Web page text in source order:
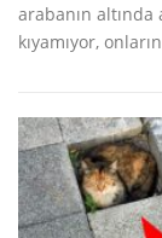
arabanın
kıyamıyor,